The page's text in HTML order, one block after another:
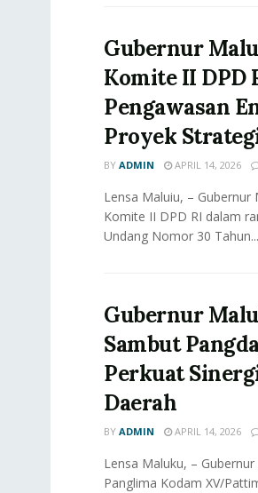
Gubernur
Komite II DPD
Pengawasan
Proyek
BY ADMIN APRIL 14, 2026
Lensa Maluiu, –
Komite II DPD RI dalam
Undang Nomor 30 Tahun...
Gubernur
Sambut
Perkuat
Daerah
BY ADMIN APRIL 14, 2026
Lensa Maluku, –
Panglima Kodam XV/